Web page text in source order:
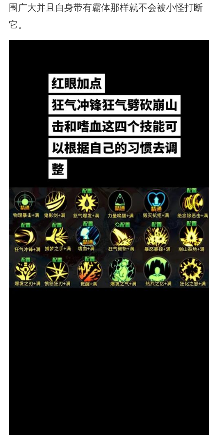
围广大并且自身带有霸体那样就不会被小怪打断
它。